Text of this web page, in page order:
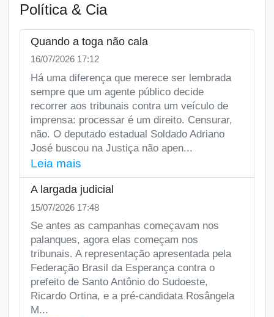
Política & Cia
Quando a toga não cala
16/07/2026 17:12
Há uma diferença que merece ser lembrada
sempre que um agente público decide
recorrer aos tribunais contra um veículo de
imprensa: processar é um direito. Censurar,
não. O deputado estadual Soldado Adriano
José buscou na Justiça não apen...
Leia mais
A largada judicial
15/07/2026 17:48
Se antes as campanhas começavam nos
palanques, agora elas começam nos
tribunais. A representação apresentada pela
Federação Brasil da Esperança contra o
prefeito de Santo Antônio do Sudoeste,
Ricardo Ortina, e a pré-candidata Rosângela
M...